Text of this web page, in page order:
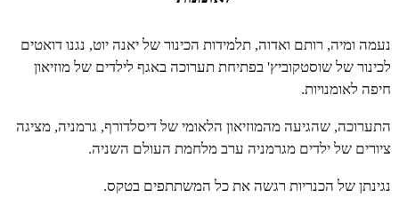
נעמה ומיה, רותם ואדוה, תלמידות הכינור של יאנה יוט, נגנו דואטים
לכינור של שוסטקוביץ' בפתיחת תערוכה באגף לילדים של מוזיאון
חיפה לאומנויות.
התערוכה, שהגיעה מהמוזיאון הלאומי של דיסלדורף, גרמניה, מציגה
ציורים של ילדים מגרמניה ערב מלחמת העולם השניה.
נגינתן של הכנריות רגשה את כל המשתתפים בטקס.